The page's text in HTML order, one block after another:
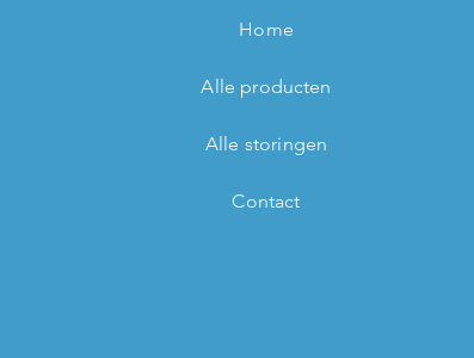
Home
Alle producten
Alle storingen
Contact